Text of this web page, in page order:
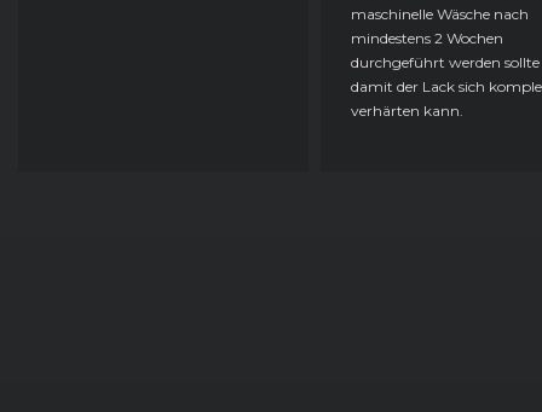
maschinelle Wäsche nach
mindestens 2 Wochen
durchgeführt werden sollte
damit der Lack sich
verhärten kann.